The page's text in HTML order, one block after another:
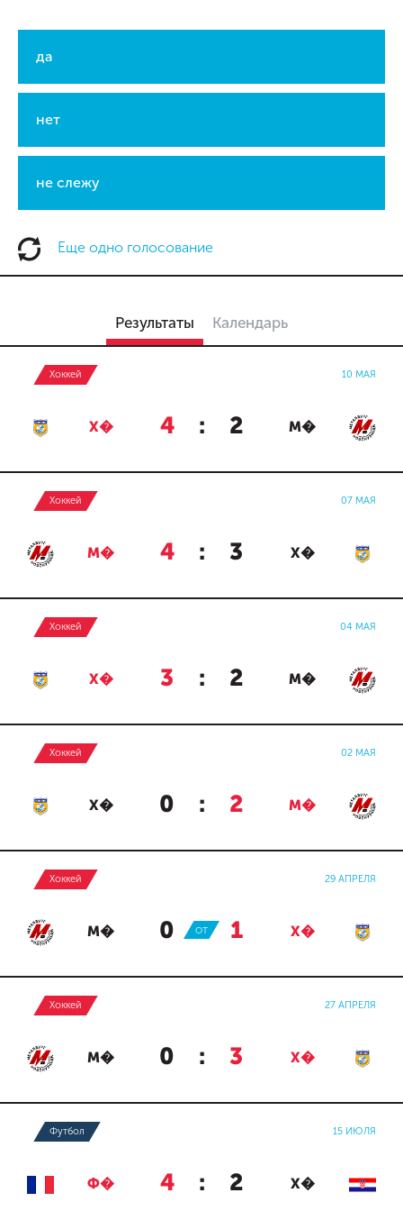
да
нет
не слежу
Еще одно голосование
Результаты Календарь
Хоккей 10 МАЯ
Х� 4 : 2 М�
Хоккей 07 МАЯ
М� 4 : 3 Х�
Хоккей 04 МАЯ
Х� 3 : 2 М�
Хоккей 02 МАЯ
Х� 0 : 2 М�
Хоккей 29 АПРЕЛЯ
М� 0 : 1 Х�
ОТ
Хоккей 27 АПРЕЛЯ
М� 0 : 3 Х�
Футбол 15 ИЮЛЯ
Ф� 4 : 2 Х�